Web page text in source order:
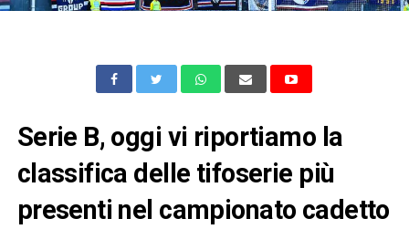
Serie B, oggi vi riportiamo la
classifica delle tifoserie più
presenti nel campionato cadetto